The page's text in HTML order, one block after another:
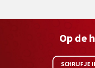
Op de
SCHRIJF JE